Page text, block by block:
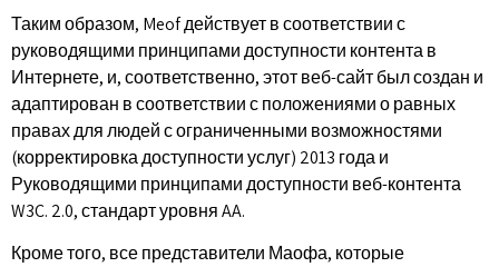
Таким образом, Meof действует в соответствии с
руководящими принципами доступности контента в
Интернете, и, соответственно, этот веб-сайт был создан и
адаптирован в соответствии с положениями о равных
правах для людей с ограниченными возможностями
(корректировка доступности услуг) 2013 года и
Руководящими принципами доступности веб-контента
W3C. 2.0, стандарт уровня AA.​
Кроме того, все представители Маофа, которые